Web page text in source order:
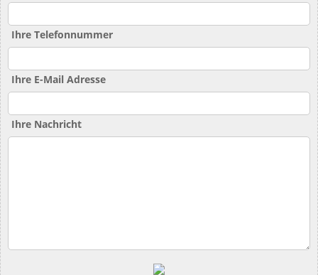
Ihre Telefonnummer
Ihre E-Mail Adresse
Ihre Nachricht